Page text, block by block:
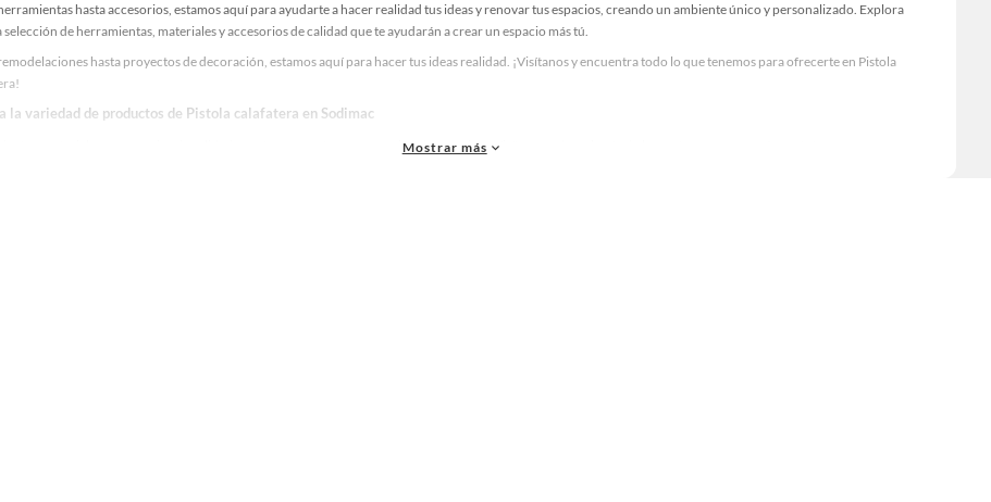
hasta accesorios, estamos aquí para ayudarte a hacer realidad tus ideas y renovar tus espacios, creando un ambiente único y personalizado. Explora
selección de herramientas, materiales y accesorios de calidad que te ayudarán a crear un espacio más tú.
hasta proyectos de decoración, estamos aquí para hacer tus ideas realidad. ¡Visítanos y encuentra todo lo que tenemos para ofrecerte en Pistola
la variedad de productos de Pistola calafatera en Sodimac
materiales y accesorios de calidad para tus proyectos y renovación de espacios. ¡Visítanos y descubre todo lo que tenemos para ofrecerte!
Mostrar más